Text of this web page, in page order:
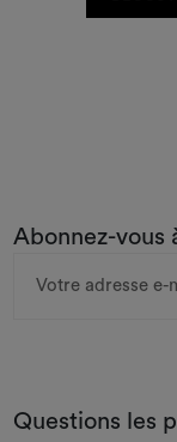
Abonnez-vous
Questions les